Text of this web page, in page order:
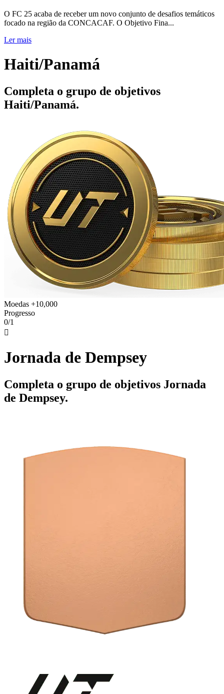
O FC 25 acaba de receber um novo conjunto de desafios temáticos
focado na região da CONCACAF. O Objetivo Fina...
Ler mais
Haiti/Panamá
Completa o grupo de objetivos
Haiti/Panamá.
Moedas +10,000
Progresso
0/1

Jornada de Dempsey
Completa o grupo de objetivos Jornada
de Dempsey.